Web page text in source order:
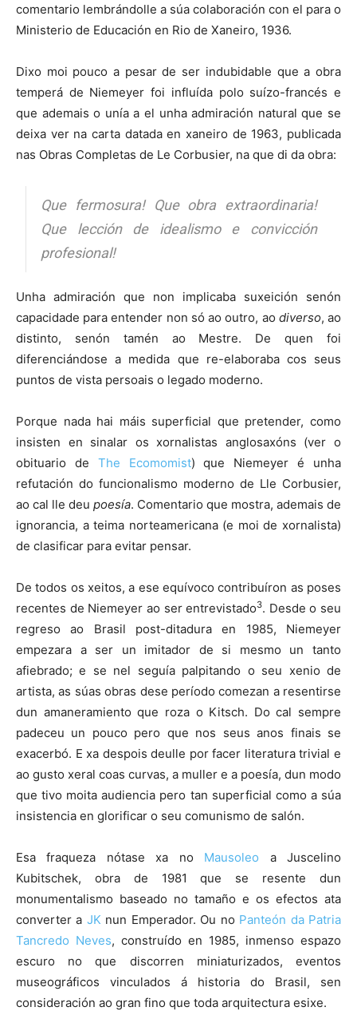
comentario lembrándolle a súa colaboración con el para o
Ministerio de Educación en Rio de Xaneiro, 1936.
Dixo moi pouco a pesar de ser indubidable que a obra
temperá de Niemeyer foi influída polo suízo-francés e
que ademais o unía a el unha admiración natural que se
deixa ver na carta datada en xaneiro de 1963, publicada
nas Obras Completas de Le Corbusier, na que di da obra:
Que fermosura! Que obra extraordinaria!
Que lección de idealismo e convicción
profesional!
Unha admiración que non implicaba suxeición senón
capacidade para entender non só ao outro, ao diverso, ao
distinto, senón tamén ao Mestre. De quen foi
diferenciándose a medida que re-elaboraba cos seus
puntos de vista persoais o legado moderno.
Porque nada hai máis superficial que pretender, como
insisten en sinalar os xornalistas anglosaxóns (ver o
obituario de The Ecomomist) que Niemeyer é unha
refutación do funcionalismo moderno de Lle Corbusier,
ao cal lle deu poesía. Comentario que mostra, ademais de
ignorancia, a teima norteamericana (e moi de xornalista)
de clasificar para evitar pensar.
De todos os xeitos, a ese equívoco contribuíron as poses
recentes de Niemeyer ao ser entrevistado3. Desde o seu
regreso ao Brasil post-ditadura en 1985, Niemeyer
empezara a ser un imitador de si mesmo un tanto
afiebrado; e se nel seguía palpitando o seu xenio de
artista, as súas obras dese período comezan a resentirse
dun amaneramiento que roza o Kitsch. Do cal sempre
padeceu un pouco pero que nos seus anos finais se
exacerbó. E xa despois deulle por facer literatura trivial e
ao gusto xeral coas curvas, a muller e a poesía, dun modo
que tivo moita audiencia pero tan superficial como a súa
insistencia en glorificar o seu comunismo de salón.
Esa fraqueza nótase xa no Mausoleo a Juscelino
Kubitschek, obra de 1981 que se resente dun
monumentalismo baseado no tamaño e os efectos ata
converter a JK nun Emperador. Ou no Panteón da Patria
Tancredo Neves, construído en 1985, inmenso espazo
escuro no que discorren miniaturizados, eventos
museográficos vinculados á historia do Brasil, sen
consideración ao gran fino que toda arquitectura esixe.